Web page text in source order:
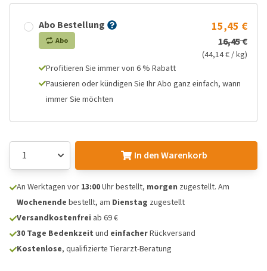
Abo Bestellung
Abo
15,45 €
16,45 €
(44,14 € / kg)
Profitieren Sie immer von 6 % Rabatt
Pausieren oder kündigen Sie Ihr Abo ganz einfach, wann
immer Sie möchten
In den Warenkorb
An Werktagen vor 13:00Uhr bestellt, morgen zugestellt. Am
Wochenende bestellt, am Dienstag zugestellt
Versandkostenfrei ab 69 €
30 Tage Bedenkzeit und einfacherRückversand
Kostenlose, qualifizierte Tierarzt-Beratung